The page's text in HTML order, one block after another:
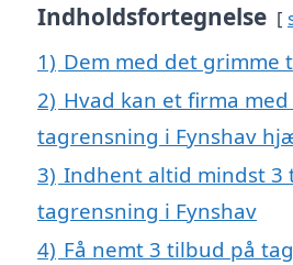
Indholdsfortegnelse
1) Dem med det grimme
2) Hvad kan et firma
tagrensning i Fynshav
3) Indhent altid mindst 3
tagrensning i Fynshav
4) Få nemt 3 tilbud på